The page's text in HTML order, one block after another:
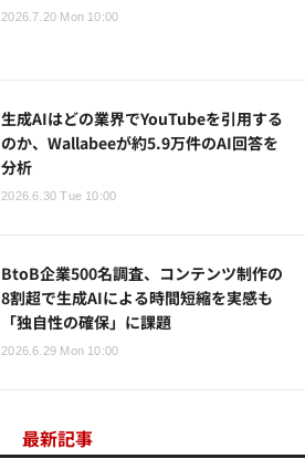
2026.7.20 Mon 10:00
生成AIはどの業界でYouTubeを引用する
のか、Wallabeeが約5.9万件のAI回答を
分析
2026.6.30 Tue 10:00
BtoB企業500名調査、コンテンツ制作の
8割超で生成AIによる時間短縮を実感も
「独自性の確保」に課題
2026.6.29 Mon 10:00
最新記事